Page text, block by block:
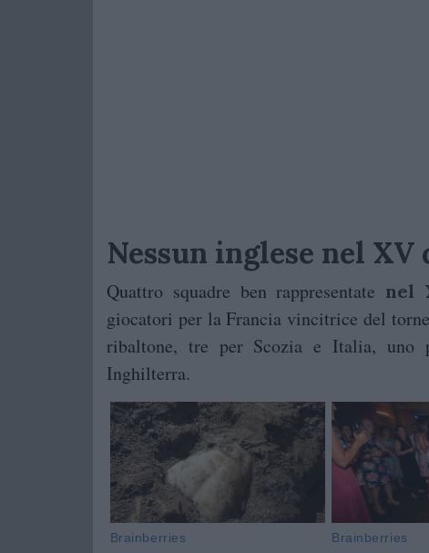
Nessun inglese nel XV
Quattro squadre ben rappresentate nel
giocatori per la Francia vincitrice del
ribaltone, tre per Scozia e Italia, uno
Inghilterra.